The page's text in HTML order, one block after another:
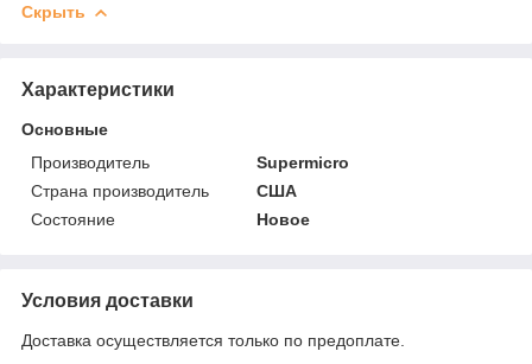
Скрыть
Характеристики
Основные
Производитель
Supermicro
Страна производитель
США
Состояние
Новое
Условия доставки
Доставка осуществляется только по предоплате.